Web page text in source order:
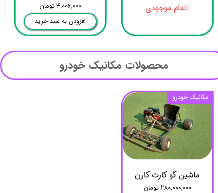
اتمام موجودی
۴,۰۰۶,۰۰۰ تومان
افزودن به سبد خرید
ماشین گو کارت کارن
۲۸۰,۰۰۰,۰۰۰ تومان
مکانیک خودرو
محصولات مکانیک خودرو​​​​​​​